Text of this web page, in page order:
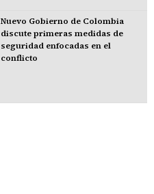
Nuevo Gobierno de Colombia
discute primeras medidas de
seguridad enfocadas en el
conflicto